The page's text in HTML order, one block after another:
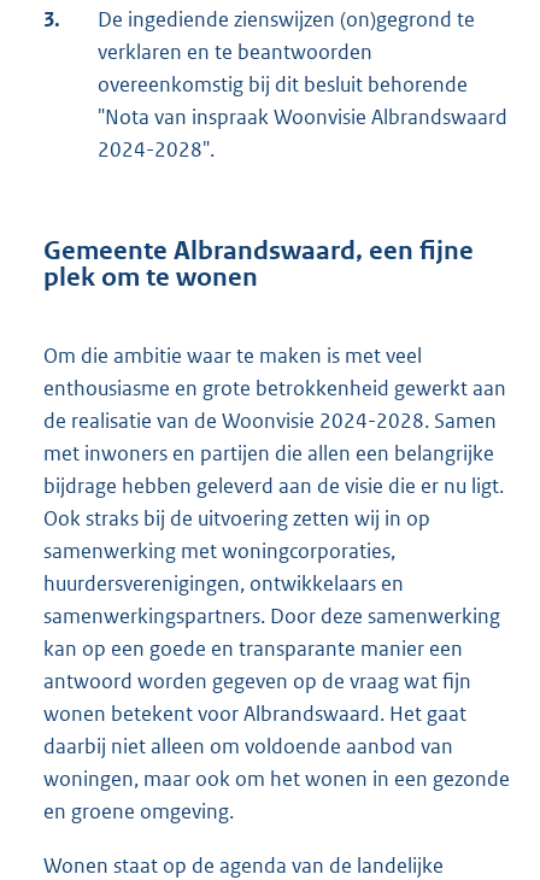
3.
De ingediende zienswijzen (on)gegrond te
verklaren en te beantwoorden
overeenkomstig bij dit besluit behorende
"Nota van inspraak Woonvisie Albrandswaard
2024-2028".
Gemeente Albrandswaard, een fijne
plek om te wonen
Om die ambitie waar te maken is met veel
enthousiasme en grote betrokkenheid gewerkt aan
de realisatie van de Woonvisie 2024-2028. Samen
met inwoners en partijen die allen een belangrijke
bijdrage hebben geleverd aan de visie die er nu ligt.
Ook straks bij de uitvoering zetten wij in op
samenwerking met woningcorporaties,
huurdersverenigingen, ontwikkelaars en
samenwerkingspartners. Door deze samenwerking
kan op een goede en transparante manier een
antwoord worden gegeven op de vraag wat fijn
wonen betekent voor Albrandswaard. Het gaat
daarbij niet alleen om voldoende aanbod van
woningen, maar ook om het wonen in een gezonde
en groene omgeving.
Wonen staat op de agenda van de landelijke